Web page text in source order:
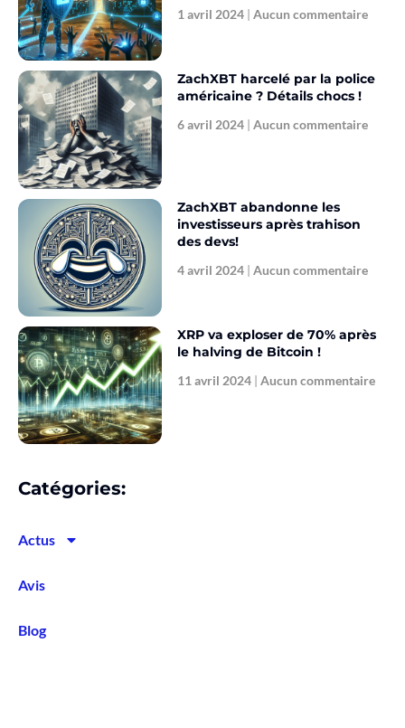
1 avril 2024 Aucun commentaire
ZachXBT harcelé par la police
américaine ? Détails chocs !
6 avril 2024 Aucun commentaire
ZachXBT abandonne les
investisseurs après trahison
des devs!
4 avril 2024 Aucun commentaire
XRP va exploser de 70% après
le halving de Bitcoin !
11 avril 2024 Aucun commentaire
Catégories:
Actus
Avis
Blog